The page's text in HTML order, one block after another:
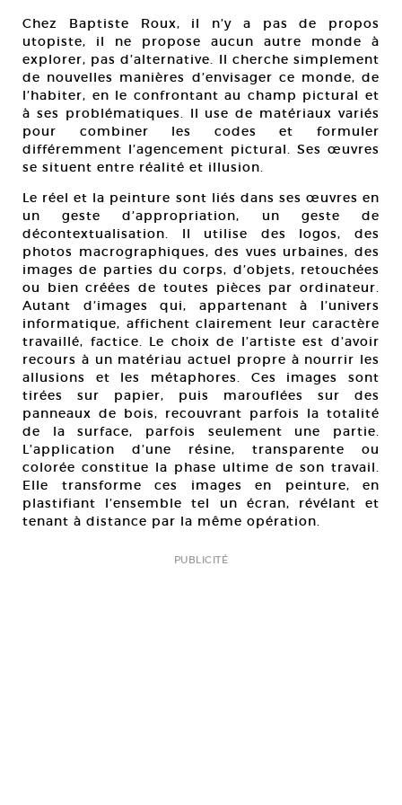
Chez Baptiste Roux, il n’y a pas de propos
utopiste, il ne propose aucun autre monde à
explorer, pas d’alternative. Il cherche simplement
de nouvelles manières d’envisager ce monde, de
l’habiter, en le confrontant au champ pictural et
à ses problématiques. Il use de matériaux variés
pour combiner les codes et formuler
différemment l’agencement pictural. Ses œuvres
se situent entre réalité et illusion.
Le réel et la peinture sont liés dans ses œuvres en
un geste d’appropriation, un geste de
décontextualisation. Il utilise des logos, des
photos macrographiques, des vues urbaines, des
images de parties du corps, d’objets, retouchées
ou bien créées de toutes pièces par ordinateur.
Autant d’images qui, appartenant à l’univers
informatique, affichent clairement leur caractère
travaillé, factice. Le choix de l’artiste est d’avoir
recours à un matériau actuel propre à nourrir les
allusions et les métaphores. Ces images sont
tirées sur papier, puis marouflées sur des
panneaux de bois, recouvrant parfois la totalité
de la surface, parfois seulement une partie.
L’application d’une résine, transparente ou
colorée constitue la phase ultime de son travail.
Elle transforme ces images en peinture, en
plastifiant l’ensemble tel un écran, révélant et
tenant à distance par la même opération.
PUBLICITÉ